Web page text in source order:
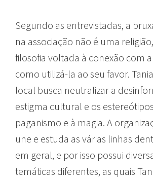
Segundo as entrevistadas, a
na associação não é uma
filosofia voltada à conexão com
como utilizá-la ao seu favor.
local busca neutralizar a
estigma cultural e os
paganismo e à magia. A
une e estuda as várias linhas
em geral, e por isso possui
temáticas diferentes, as quais